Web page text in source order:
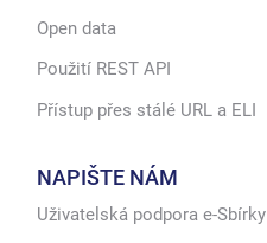
Open data
Použití REST API
Přístup přes stálé URL a ELI
NAPIŠTE NÁM
Uživatelská podpora e-Sbírky